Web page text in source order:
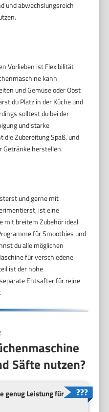
und abwechslungsreich
Vorlieben ist Flexibilität
kann
und Gemüse oder Obst
du Platz in der Küche und
solltest du bei der
und starke
die Zubereitung Spaß, und
Getränke herstellen.
und gerne mit
ist eine
breitem Zubehör ideal.
für Smoothies und
du alle möglichen
für verschiedene
ist der hohe
Entsafter für reine
Säfte nutzen?
genug Leistung für